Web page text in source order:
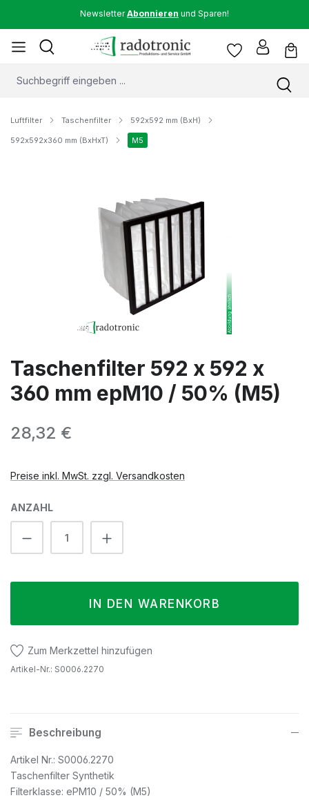
NewsletterAbonnieren und Sparen!
Luftfilter Taschenfilter 592x592 mm (BxH)
592x592x360 mm (BxHxT) M5
Taschenfilter 592 x 592 x
360 mm epM10 / 50% (M5)
Regulärer Preis:
28,32 €
Preise inkl. MwSt. zzgl. Versandkosten
ANZAHL
Produkt Anzahl: Gib den gewünschten
IN DEN WARENKORB
Zum Merkzettel hinzufügen
Artikel-Nr.: S0006.2270
Beschreibung
Artikel Nr.: S0006.2270
Taschenfilter Synthetik
Filterklasse: ePM10 / 50% (M5)